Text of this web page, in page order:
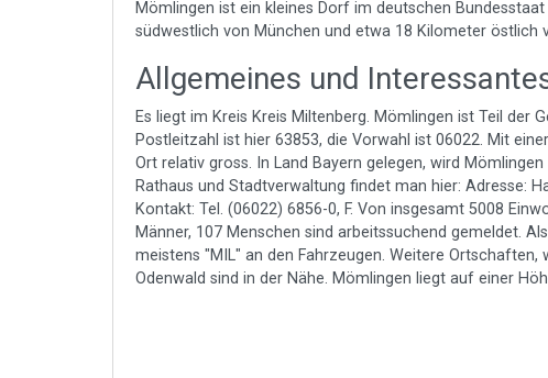
Mömlingen ist ein kleines Dorf im deutschen
südwestlich von München und etwa 18 Kilometer östlich
Allgemeines und
Es liegt im Kreis Kreis Miltenberg. Mömlingen ist Teil der
Postleitzahl ist hier 63853, die Vorwahl ist 06022. Mit
Ort relativ gross. In Land Bayern gelegen, wird
Rathaus und Stadtverwaltung findet man hier: Adresse:
Kontakt: Tel. (06022) 6856-0, F. Von insgesamt 5008
Männer, 107 Menschen sind arbeitssuchend gemeldet.
meistens "MIL" an den Fahrzeugen. Weitere Ortschaften,
Odenwald sind in der Nähe. Mömlingen liegt auf einer